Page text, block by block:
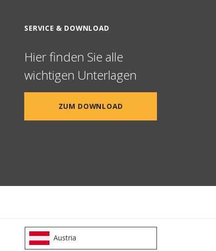
SERVICE & DOWNLOAD
Hier finden Sie alle
wichtigen Unterlagen
ZUM DOWNLOAD
Austria